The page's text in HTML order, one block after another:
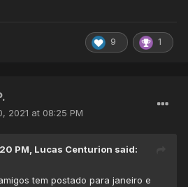
Houveram algumas
9 1
2021 at 08:25 PM
PM, Lucas Centurion said:
tem postado para janeiro e